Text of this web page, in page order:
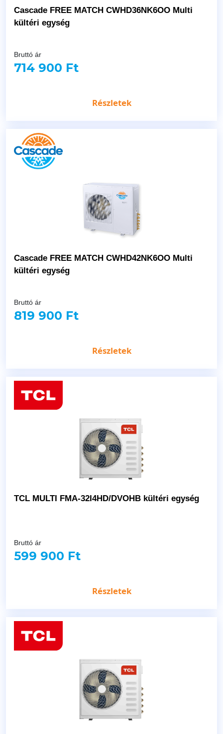
Cascade FREE MATCH CWHD36NK6OO Multi
kültéri egység
Bruttó ár
714 900 Ft
Részletek
Cascade FREE MATCH CWHD42NK6OO Multi
kültéri egység
Bruttó ár
819 900 Ft
Részletek
TCL MULTI FMA-32I4HD/DVOHB kültéri egység
Bruttó ár
599 900 Ft
Részletek